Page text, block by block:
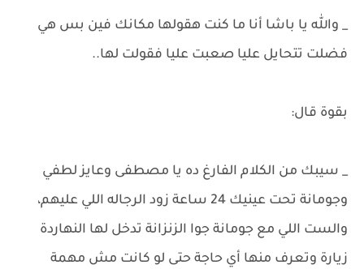
_ والله يا باشا أنا ما كنت هقولها مكانك فين بس هي
فضلت تتحايل عليا صعبت عليا فقولت لها..
بقوة قال:
_ سيبك من الكلام الفارغ ده يا مصطفى وعايز لطفي
وجومانة تحت عينيك 24 ساعة زود الرجاله اللي عليهم،
والست اللي مع جومانة جوا الزنزانة تدخل لها النهاردة
زيارة وتعرف منها أي حاجة حتى لو كانت مش مهمة